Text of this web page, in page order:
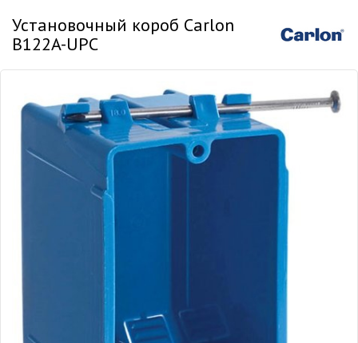
Установочный короб Carlon
B122A-UPC